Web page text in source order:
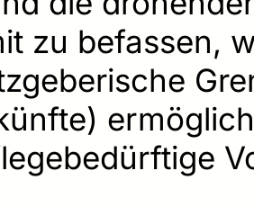
zu befassen,